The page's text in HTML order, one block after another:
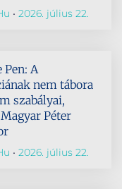
2026. július 22.
Pen: A
nem tábora
szabályai,
Péter
2026. július 22.